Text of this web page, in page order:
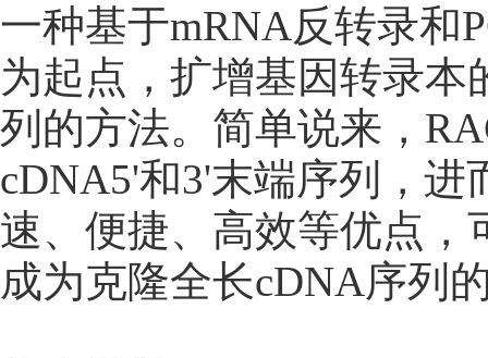
一种基于mRNA反转录和
为起点，扩增基因转录本
列的方法。简单说来，
cDNA5'和3'末端序列，
速、便捷、高效等优点，
成为克隆全长cDNA序列